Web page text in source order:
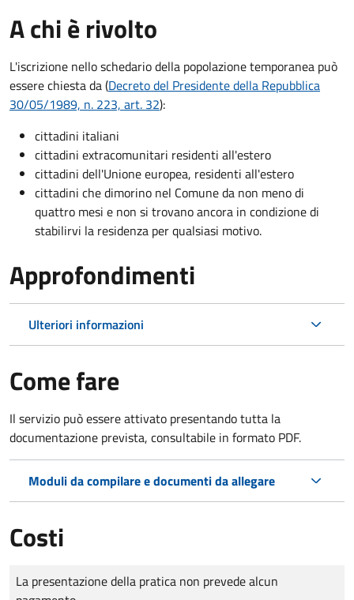
A chi è rivolto
L'iscrizione nello schedario della popolazione temporanea può
essere chiesta da (Decreto del Presidente della Repubblica
30/05/1989, n. 223, art. 32):
cittadini italiani
cittadini extracomunitari residenti all'estero
cittadini dell'Unione europea, residenti all'estero
cittadini che dimorino nel Comune da non meno di
quattro mesi e non si trovano ancora in condizione di
stabilirvi la residenza per qualsiasi motivo.
Approfondimenti
Ulteriori informazioni
Come fare
Il servizio può essere attivato presentando tutta la
documentazione prevista, consultabile in formato PDF.
Moduli da compilare e documenti da allegare
Costi
Tipo di pagamento
Importo
La presentazione della pratica non prevede alcun